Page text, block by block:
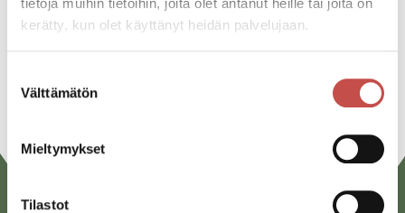
tietoja muihin tietoihin, joita olet antanut heille tai joita on
kerätty, kun olet käyttänyt heidän palvelujaan.
valinta
Välttämätön
Mieltymykset
Tilastot
Linkedin